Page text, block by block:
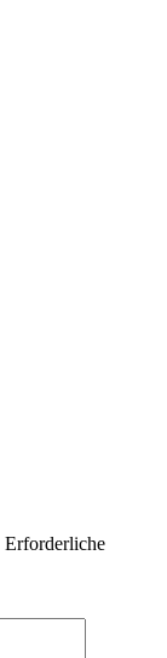
Erforderliche